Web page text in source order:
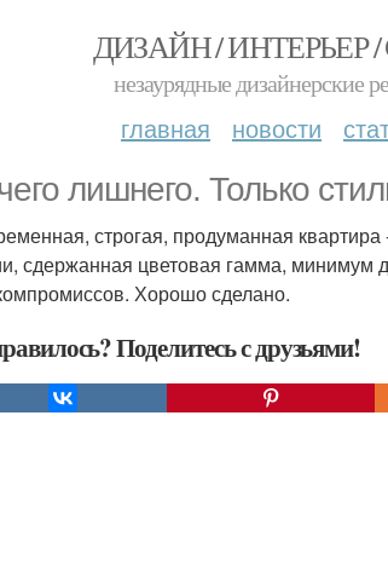
ДИЗАЙН / ИНТЕРЬЕР
незаурядные дизайнерские
главная новости
лишнего. Только
строгая, продуманная квартира
сдержанная цветовая гамма, минимум
Хорошо сделано.
Поделитесь с друзьями!